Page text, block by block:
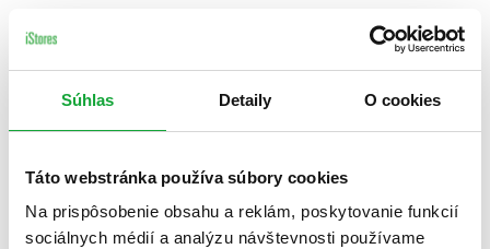
Súhlas Detaily O cookies
Táto webstránka používa súbory cookies
Na prispôsobenie obsahu a reklám, poskytovanie funkcií
sociálnych médií a analýzu návštevnosti používame